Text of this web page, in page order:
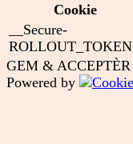
Cookie
__Secure-
ROLLOUT_TOKEN
GEM & ACCEPTÈR
Powered by